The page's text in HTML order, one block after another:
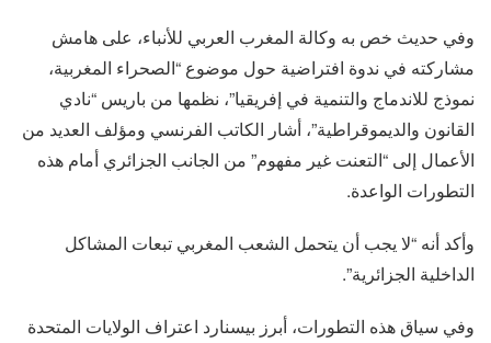
وفي حديث خص به وكالة المغرب العربي للأنباء، على هامش
مشاركته في ندوة افتراضية حول موضوع “الصحراء المغربية،
نموذج للاندماج والتنمية في إفريقيا”، نظمها من باريس “نادي
القانون والديموقراطية”، أشار الكاتب الفرنسي ومؤلف العديد من
الأعمال إلى “التعنت غير مفهوم” من الجانب الجزائري أمام هذه
التطورات الواعدة.
وأكد أنه “لا يجب أن يتحمل الشعب المغربي تبعات المشاكل
الداخلية الجزائرية”.
وفي سياق هذه التطورات، أبرز بيسنارد اعتراف الولايات المتحدة